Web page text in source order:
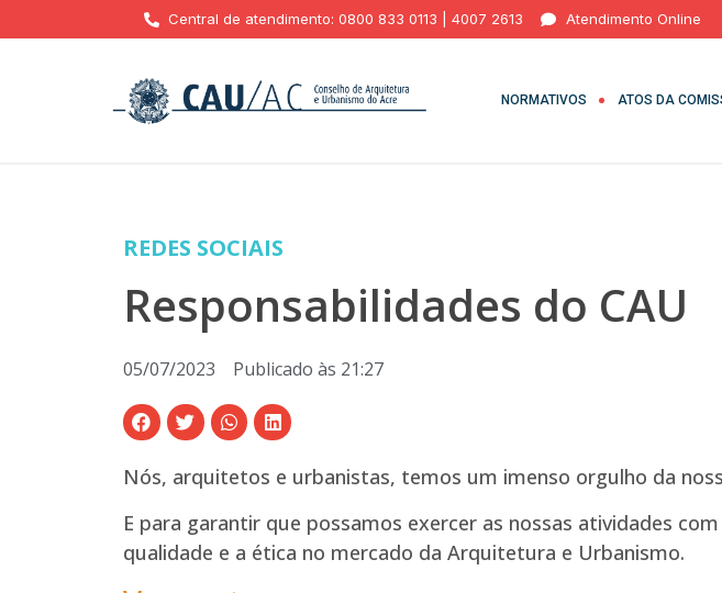
Central de atendimento: 0800 833 0113 | 4007 2613 Atendimento Online
NORMATIVOS ATOS DA
REDES SOCIAIS
Responsabilidades do CAU
05/07/2023 Publicado às 21:27
Nós, arquitetos e urbanistas, temos um imenso orgulho da
E para garantir que possamos exercer as nossas atividades
qualidade e a ética no mercado da Arquitetura e Urbanismo.